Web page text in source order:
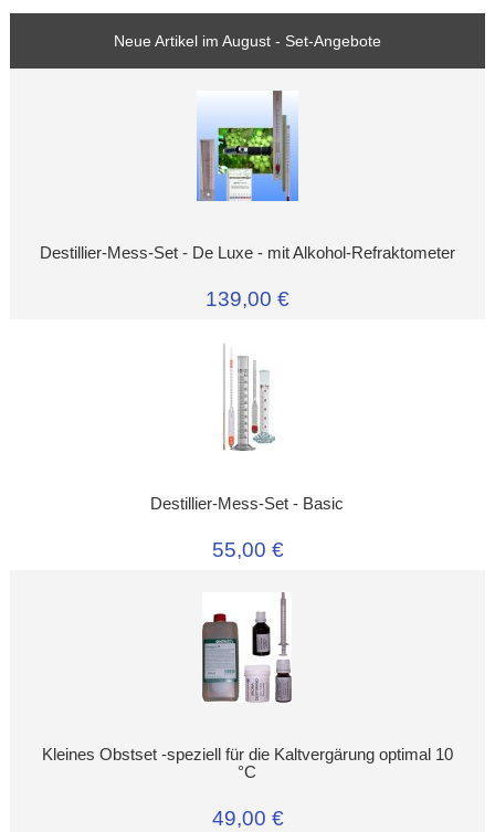
Neue Artikel im August - Set-Angebote
Destillier-Mess-Set - De Luxe - mit Alkohol-Refraktometer
139,00 €
Destillier-Mess-Set - Basic
55,00 €
Kleines Obstset -speziell für die Kaltvergärung optimal 10
°C
49,00 €